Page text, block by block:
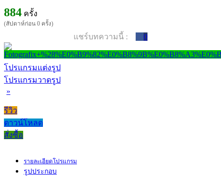
884 ครั้ง
(สัปดาห์ก่อน 0 ครั้ง)
แชร์บทความนี้ : 0
โปรแกรมแต่งรูป
โปรแกรมวาดรูป
»
รีวิว
ดาวน์โหลด
สั่งซื้อ
รายละเอียดโปรแกรม
รูปประกอบ